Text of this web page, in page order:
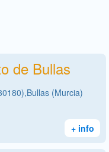
de Bullas
(Murcia)
+ info